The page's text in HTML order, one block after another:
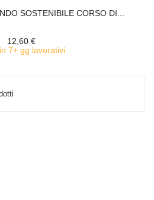
SOSTENIBILE CORSO DI...
12,60 €
7+ gg lavorativi